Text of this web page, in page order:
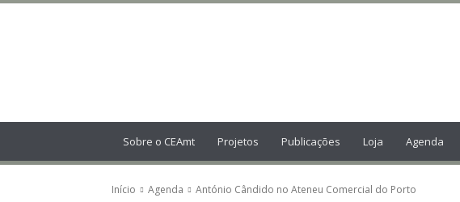
Sobre o CEAmt Projetos Publicações Loja Agenda
Início Agenda António Cândido no Ateneu Comercial do Porto